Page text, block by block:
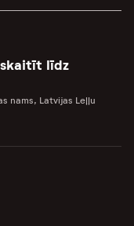
līdz
nams, Latvijas Leļļu